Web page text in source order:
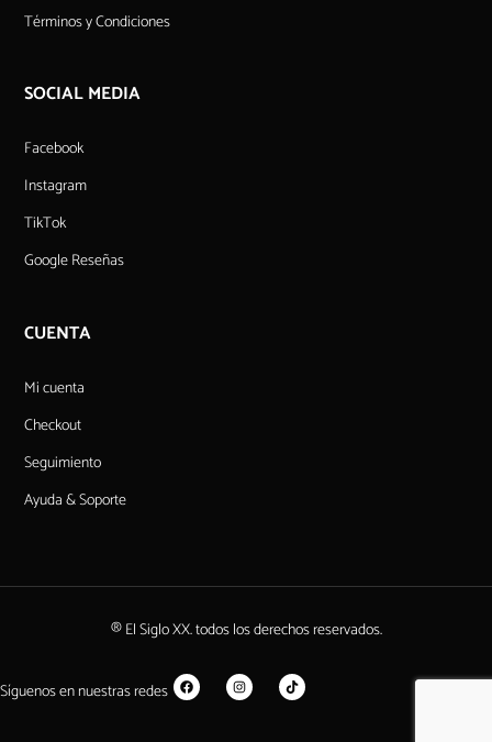
Términos y Condiciones
SOCIAL MEDIA
Facebook
Instagram
TikTok
Google Reseñas
CUENTA
Mi cuenta
Checkout
Seguimiento
Ayuda & Soporte
® El Siglo XX. todos los derechos reservados.
Síguenos en nuestras redes